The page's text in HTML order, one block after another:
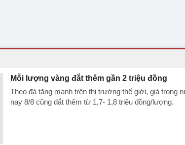
Mỗi lượng vàng đắt thêm gần 2 triệu đồng
Theo đà tăng mạnh trên thị trường thế giới, giá trong
nay 8/8 cũng đắt thêm từ 1,7- 1,8 triệu đồng/lượng.